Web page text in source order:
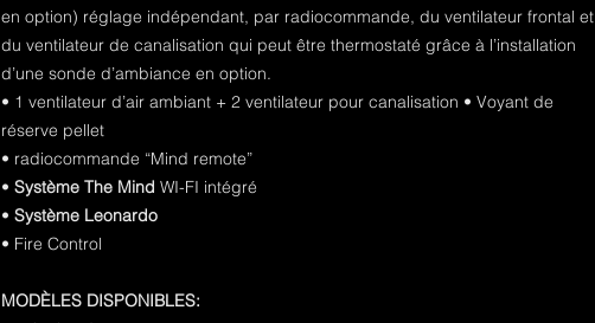
en option) réglage indépendant, par radiocommande, du ventilateur frontal et
du ventilateur de canalisation qui peut être thermostaté grâce à l’installation
d’une sonde d’ambiance en option.
• 1 ventilateur d’air ambiant + 2 ventilateur pour canalisation • Voyant de
réserve pellet
• radiocommande “Mind remote”
• Système The Mind WI-FI intégré
• Système Leonardo
• Fire Control
MODÈLES DISPONIBLES: